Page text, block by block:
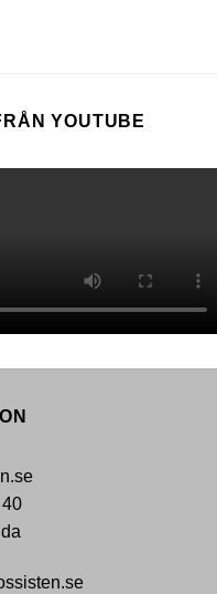
YOUTUBE